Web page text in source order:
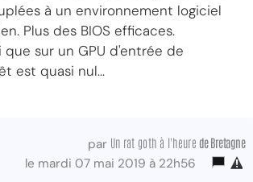
à un environnement logiciel
Plus des BIOS efficaces.
que sur un GPU d'entrée de
est quasi nul...
par Un rat goth à l'heure de Bretagne
le mardi 07 mai 2019 à 22h56